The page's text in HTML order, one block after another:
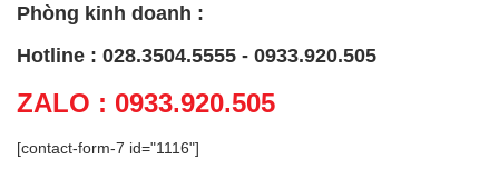
Phòng kinh doanh :
Hotline : 028.3504.5555 - 0933.920.505
ZALO : 0933.920.505
[contact-form-7 id="1116"]